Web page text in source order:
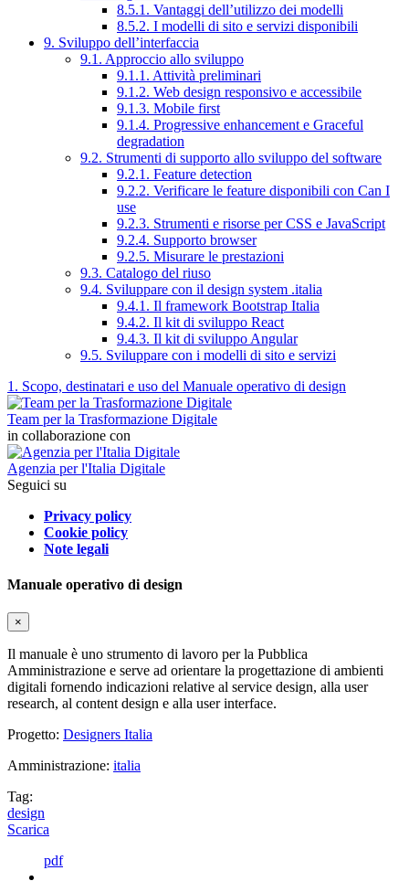
8.5.1. Vantaggi dell’utilizzo dei modelli
8.5.2. I modelli di sito e servizi disponibili
9. Sviluppo dell’interfaccia
9.1. Approccio allo sviluppo
9.1.1. Attività preliminari
9.1.2. Web design responsivo e accessibile
9.1.3. Mobile first
9.1.4. Progressive enhancement e Graceful
degradation
9.2. Strumenti di supporto allo sviluppo del software
9.2.1. Feature detection
9.2.2. Verificare le feature disponibili con Can I
use
9.2.3. Strumenti e risorse per CSS e JavaScript
9.2.4. Supporto browser
9.2.5. Misurare le prestazioni
9.3. Catalogo del riuso
9.4. Sviluppare con il design system .italia
9.4.1. Il framework Bootstrap Italia
9.4.2. Il kit di sviluppo React
9.4.3. Il kit di sviluppo Angular
9.5. Sviluppare con i modelli di sito e servizi
1. Scopo, destinatari e uso del Manuale operativo di design
Team per la Trasformazione Digitale
in collaborazione con
Agenzia per l'Italia Digitale
Seguici su
Privacy policy
Cookie policy
Note legali
Manuale operativo di design
×
Il manuale è uno strumento di lavoro per la Pubblica
Amministrazione e serve ad orientare la progettazione di ambienti
digitali fornendo indicazioni relative al service design, alla user
research, al content design e alla user interface.
Progetto: Designers Italia
Amministrazione: italia
Tag:
design
Scarica
pdf